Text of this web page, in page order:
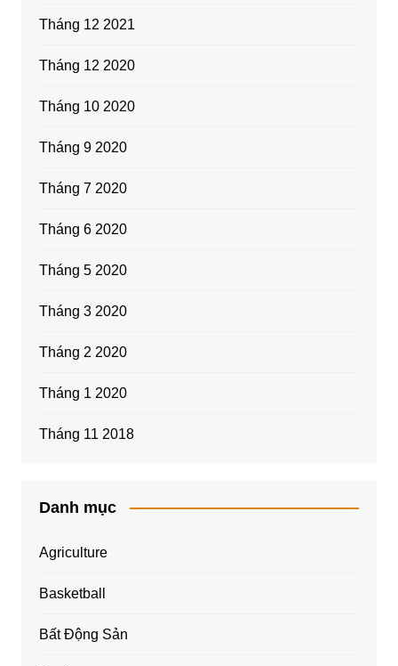
Tháng 12 2021
Tháng 12 2020
Tháng 10 2020
Tháng 9 2020
Tháng 7 2020
Tháng 6 2020
Tháng 5 2020
Tháng 3 2020
Tháng 2 2020
Tháng 1 2020
Tháng 11 2018
Danh mục
Agriculture
Basketball
Bất Động Sản